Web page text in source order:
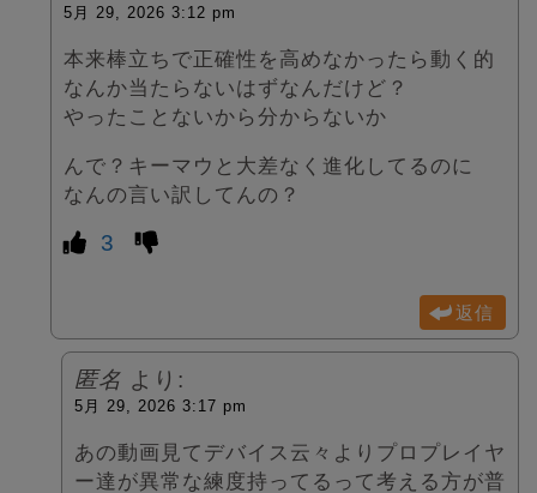
5月 29, 2026 3:12 pm
本来棒立ちで正確性を高めなかったら動く的
なんか当たらないはずなんだけど？
やったことないから分からないか
んで？キーマウと大差なく進化してるのに
なんの言い訳してんの？
3
返信
匿名 より:
5月 29, 2026 3:17 pm
あの動画見てデバイス云々よりプロプレイヤ
ー達が異常な練度持ってるって考える方が普